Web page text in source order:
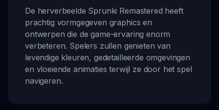
De herverbeelde Sprunki Remastered heeft
prachtig vormgegeven graphics en
ontwerpen die de game-ervaring enorm
verbeteren. Spelers zullen genieten van
levendige kleuren, gedetailleerde omgevingen
en vloeiende animaties terwijl ze door het spel
navigeren.